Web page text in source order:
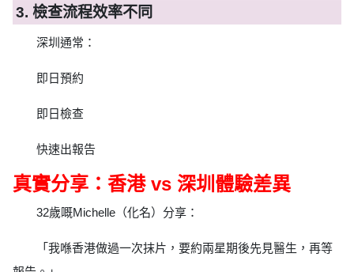
3. 檢查流程效率不同
深圳通常：
即日預約
即日檢查
快速出報告
真實分享：香港 vs 深圳體驗差異
32歲嘅Michelle（化名）分享：
「我喺香港做過一次抹片，要約兩星期後先見醫生，再等